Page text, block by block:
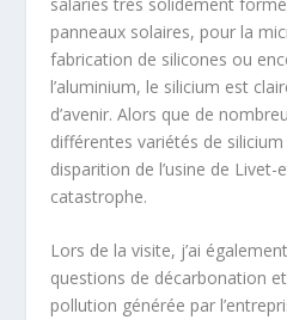
panneaux solaires, pour la
fabrication de silicones ou
l’aluminium, le silicium est
d’avenir. Alors que de
différentes variétés de
disparition de l’usine de
catastrophe.
Lors de la visite, j’ai
questions de décarbonation
pollution générée par